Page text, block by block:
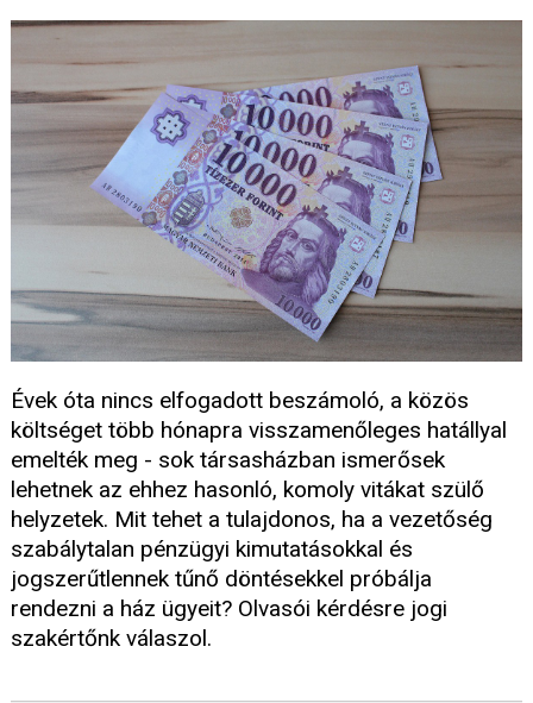
Évek óta nincs elfogadott beszámoló, a közös
költséget több hónapra visszamenőleges hatállyal
emelték meg - sok társasházban ismerősek
lehetnek az ehhez hasonló, komoly vitákat szülő
helyzetek. Mit tehet a tulajdonos, ha a vezetőség
szabálytalan pénzügyi kimutatásokkal és
jogszerűtlennek tűnő döntésekkel próbálja
rendezni a ház ügyeit? Olvasói kérdésre jogi
szakértőnk válaszol.